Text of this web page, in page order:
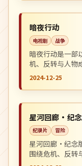
美国
暗夜行动
电视剧 战争
暗夜行动是一部
机、反转与人物
观看。
2024-12-25
英国
星河回廊·纪
纪录片 冒险
星河回廊·纪念
围绕危机、反转
得推荐观看。